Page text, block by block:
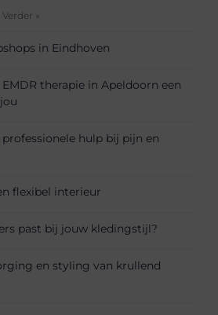
Verder »
in Eindhoven
therapie in Apeldoorn een
professionele hulp bij pijn en
flexibel interieur
past bij jouw kledingstijl?
en styling van krullend